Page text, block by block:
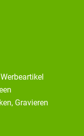
Gravieren